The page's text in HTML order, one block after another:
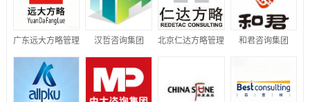
广东远大方略管理
咨询有限公司
汉哲咨询集团 北京仁达方略管理 和君咨询集团